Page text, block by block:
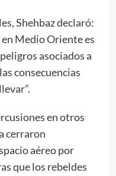
Shehbaz declaró:
Medio Oriente es
asociados a
consecuencias
en otros
cerraron
aéreo por
que los rebeldes